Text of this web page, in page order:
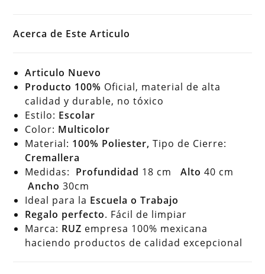
Acerca de Este Articulo
Articulo Nuevo
Producto 100% Oficial, material de alta
calidad y durable, no tóxico
Estilo: Escolar
Color: Multicolor
Material: 100% Poliester, Tipo de Cierre:
Cremallera
Medidas: Profundidad 18 cmAlto 40 cm
Ancho 30cm
Ideal para la Escuela o Trabajo
Regalo perfecto. Fácil de limpiar
Marca: RUZ empresa 100% mexicana
haciendo productos de calidad excepcional